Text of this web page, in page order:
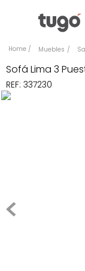
Muebles
Sofá Lima 3
REF: 337230
Comedor
Escritorio